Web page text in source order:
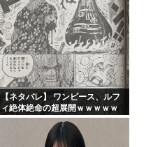
【ネタバレ】 ワンピース、ルフ
ィ絶体絶命の超展開ｗｗｗｗｗ
ｗｗｗｗｗｗｗｗｗｗｗｗｗｗ
ｗｗｗｗｗｗｗｗｗｗｗｗｗｗ
ｗｗｗｗｗｗｗｗｗｗｗｗ...